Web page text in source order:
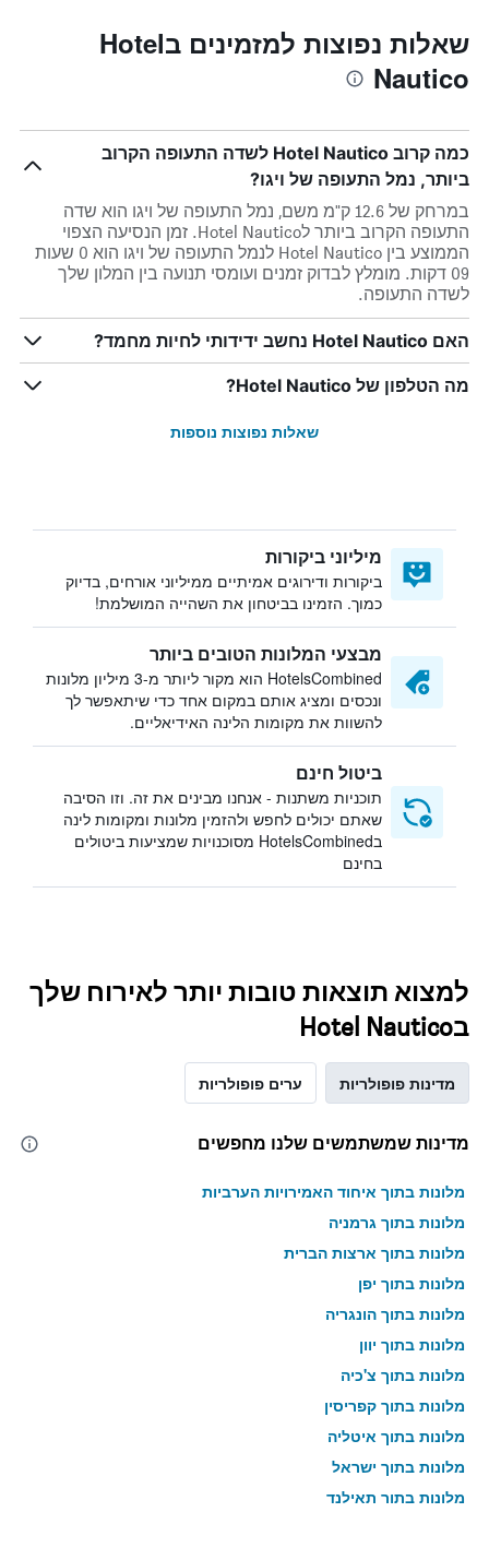
שאלות נפוצות למזמינים בHotel
Nautico
כמה קרוב Hotel Nautico לשדה התעופה הקרוב
ביותר, נמל התעופה של ויגו?
במרחק של 12.6 ק"מ משם, נמל התעופה של ויגו הוא שדה
התעופה הקרוב ביותר לHotel Nautico. זמן הנסיעה הצפוי
הממוצע בין Hotel Nautico לנמל התעופה של ויגו הוא 0 שעות
09 דקות. מומלץ לבדוק זמנים ועומסי תנועה בין המלון שלך
לשדה התעופה.
האם Hotel Nautico נחשב ידידותי לחיות מחמד?
מה הטלפון של Hotel Nautico?
שאלות נפוצות נוספות
מיליוני ביקורות
ביקורות ודירוגים אמיתיים ממיליוני אורחים, בדיוק
כמוך. הזמינו בביטחון את השהייה המושלמת!
מבצעי המלונות הטובים ביותר
HotelsCombined הוא מקור ליותר מ-3 מיליון מלונות
ונכסים ומציג אותם במקום אחד כדי שיתאפשר לך
להשוות את מקומות הלינה האידיאליים.
ביטול חינם
תוכניות משתנות - אנחנו מבינים את זה. וזו הסיבה
שאתם יכולים לחפש ולהזמין מלונות ומקומות לינה
בHotelsCombined מסוכנויות שמציעות ביטולים
בחינם
למצוא תוצאות טובות יותר לאירוח שלך
בHotel Nautico
מדינות פופולריות ערים פופולריות
מדינות שמשתמשים שלנו מחפשים
מלונות בתוך איחוד האמירויות הערביות
מלונות בתוך גרמניה
מלונות בתוך ארצות הברית
מלונות בתוך יפן
מלונות בתוך הונגריה
מלונות בתוך יוון
מלונות בתוך צ'כיה
מלונות בתוך קפריסין
מלונות בתוך איטליה
מלונות בתוך ישראל
מלונות בתוך תאילנד